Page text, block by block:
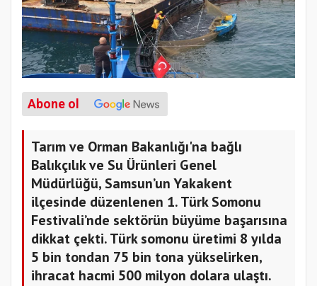
Abone ol
Tarım ve Orman Bakanlığı'na bağlı
Balıkçılık ve Su Ürünleri Genel
Müdürlüğü, Samsun’un Yakakent
ilçesinde düzenlenen 1. Türk Somonu
Festivali’nde sektörün büyüme başarısına
dikkat çekti. Türk somonu üretimi 8 yılda
5 bin tondan 75 bin tona yükselirken,
ihracat hacmi 500 milyon dolara ulaştı.